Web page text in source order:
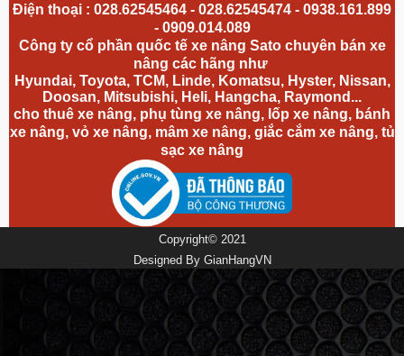
Điện thoại : 028.62545464 - 028.62545474 - 0938.161.899
- 0909.014.089
Công ty cổ phần quốc tế xe nâng Sato chuyên bán xe
nâng các hãng như
Hyundai, Toyota, TCM, Linde, Komatsu, Hyster, Nissan,
Doosan, Mitsubishi, Heli, Hangcha, Raymond...
cho thuê xe nâng, phụ tùng xe nâng, lốp xe nâng, bánh
xe nâng, vỏ xe nâng, mâm xe nâng, giắc cắm xe nâng, tủ
sạc xe nâng
Copyright© 2021
Designed By GianHangVN